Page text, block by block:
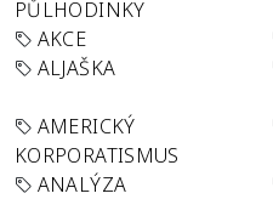
PŮLHODINKY
AKCE
ALJAŠKA
AMERICKÝ
KORPORATISMUS
ANALÝZA